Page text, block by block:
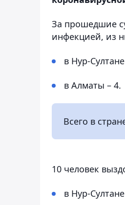
За прошедшие
инфекцией, из
в Нур-
в Алматы – 4.
Всего в
10 человек
в Нур-